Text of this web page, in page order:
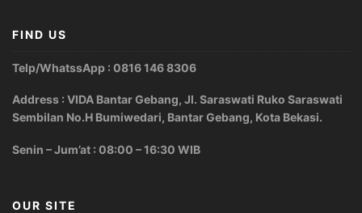
FIND US
Telp/WhatssApp : 0816 146 8306
Address : VIDA Bantar Gebang, Jl. Saraswati Ruko Saraswati
Sembilan No.H Bumiwedari, Bantar Gebang, Kota Bekasi.
Senin – Jum’at : 08:00 – 16:30 WIB
OUR SITE